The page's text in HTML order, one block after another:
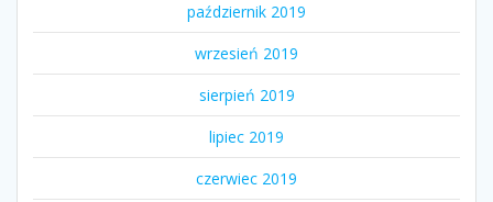
październik 2019
wrzesień 2019
sierpień 2019
lipiec 2019
czerwiec 2019